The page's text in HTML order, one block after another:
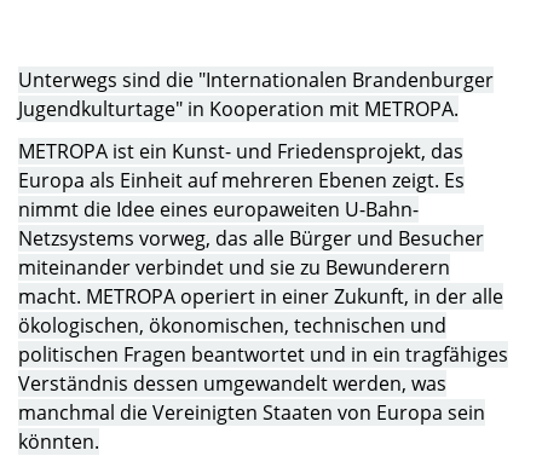
Unterwegs sind die "Internationalen Brandenburger
Jugendkulturtage" in Kooperation mit METROPA.
METROPA ist ein Kunst- und Friedensprojekt, das
Europa als Einheit auf mehreren Ebenen zeigt. Es
nimmt die Idee eines europaweiten U-Bahn-
Netzsystems vorweg, das alle Bürger und Besucher
miteinander verbindet und sie zu Bewunderern
macht. METROPA operiert in einer Zukunft, in der alle
ökologischen, ökonomischen, technischen und
politischen Fragen beantwortet und in ein tragfähiges
Verständnis dessen umgewandelt werden, was
manchmal die Vereinigten Staaten von Europa sein
könnten.